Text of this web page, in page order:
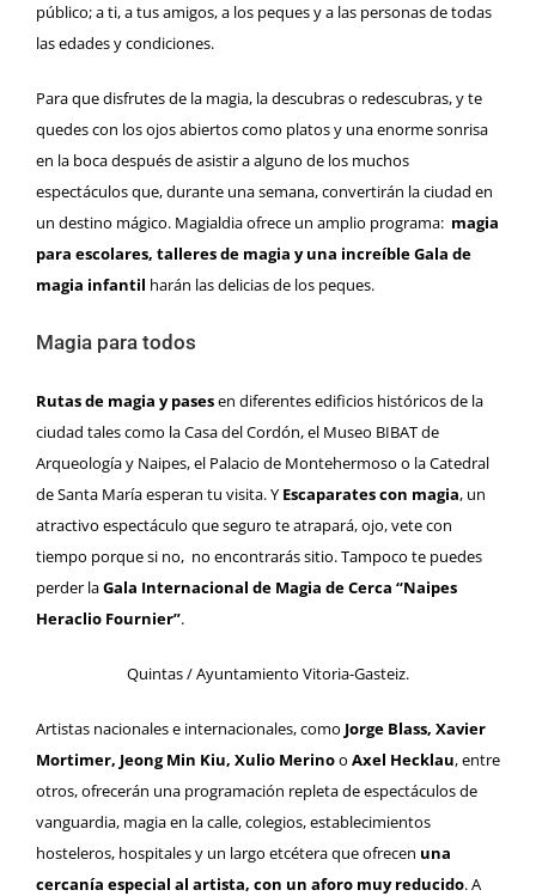
público; a ti, a tus amigos, a los peques y a las personas de todas
las edades y condiciones.
Para que disfrutes de la magia, la descubras o redescubras, y te
quedes con los ojos abiertos como platos y una enorme sonrisa
en la boca después de asistir a alguno de los muchos
espectáculos que, durante una semana, convertirán la ciudad en
un destino mágico. Magialdia ofrece un amplio programa: magia
para escolares, talleres de magia y una increíble Gala de
magia infantil harán las delicias de los peques.
Magia para todos
Rutas de magia y pasesen diferentes edificios históricos de la
ciudad tales como la Casa del Cordón, el Museo BIBAT de
Arqueología y Naipes, el Palacio de Montehermoso o la Catedral
de Santa María esperan tu visita. Y Escaparates con magia, un
atractivo espectáculo que seguro te atrapará, ojo, vete con
tiempo porque si no, no encontrarás sitio. Tampoco te puedes
perder laGala Internacional de Magia de Cerca “Naipes
Heraclio Fournier”.
Quintas / Ayuntamiento Vitoria-Gasteiz.
Artistas nacionales e internacionales, como Jorge Blass, Xavier
Mortimer, Jeong Min Kiu, Xulio Merinoo Axel Hecklau, entre
otros, ofrecerán una programación repleta de espectáculos de
vanguardia, magia en la calle, colegios, establecimientos
hosteleros, hospitales y un largo etcétera que ofrecen una
cercanía especial al artista, con un aforo muy reducido. A